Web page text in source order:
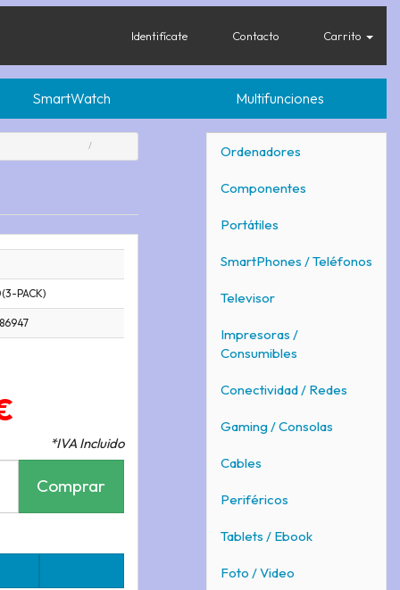
Identifícate Contacto Carrito
SmartWatch Multifunciones
Ordenadores
Componentes
Portátiles
SmartPhones / Teléfonos
Televisor
Impresoras /
Consumibles
Conectividad / Redes
Gaming / Consolas
Cables
Periféricos
Tablets / Ebook
Foto / Video
PACK)
*IVA Incluido
Comprar